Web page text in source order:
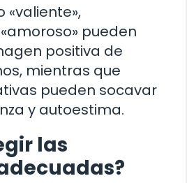
«valiente»,
pueden
positiva de
mientras que
pueden socavar
y autoestima.
las